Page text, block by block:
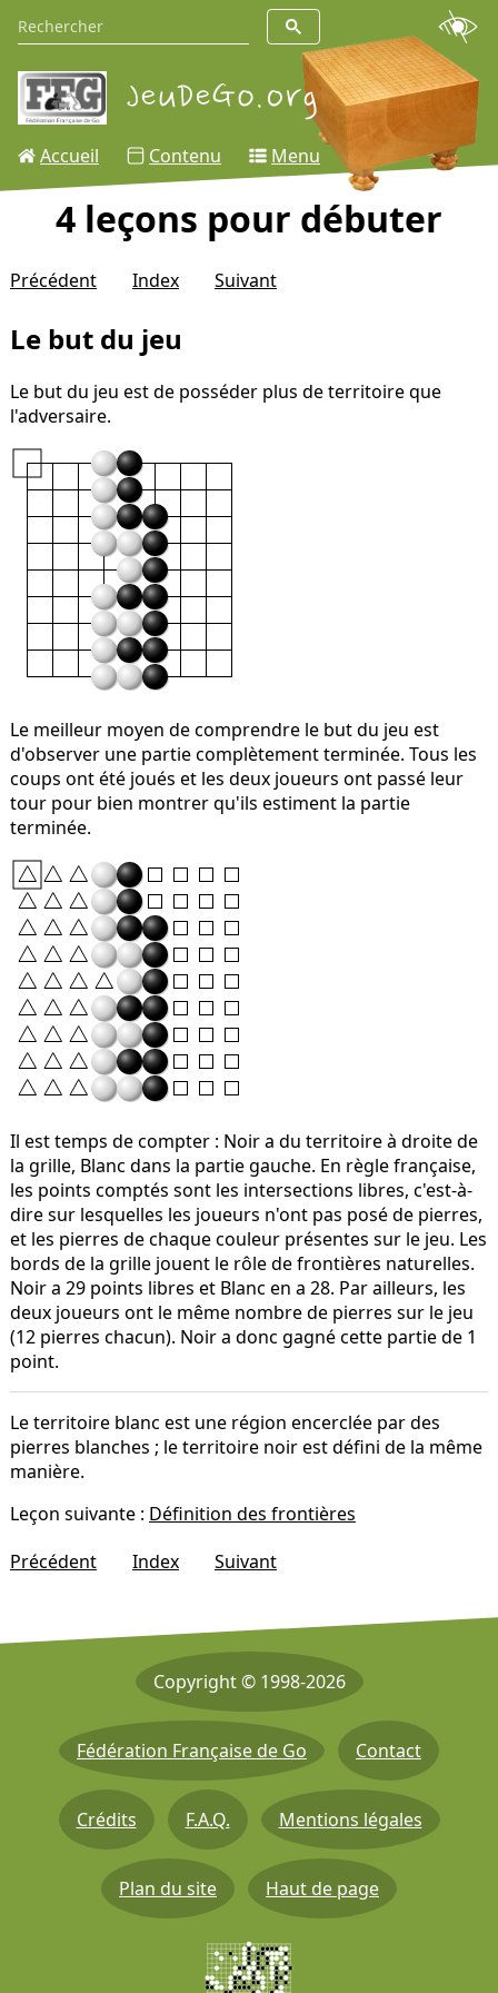
Accueil Contenu Menu
4 leçons pour débuter
Précédent Index Suivant
Le but du jeu
Le but du jeu est de posséder plus de territoire que
l'adversaire.
Le meilleur moyen de comprendre le but du jeu est
d'observer une partie complètement terminée. Tous les
coups ont été joués et les deux joueurs ont passé leur
tour pour bien montrer qu'ils estiment la partie
terminée.
Il est temps de compter : Noir a du territoire à droite de
la grille, Blanc dans la partie gauche. En règle française,
les points comptés sont les intersections libres, c'est-à-
dire sur lesquelles les joueurs n'ont pas posé de pierres,
et les pierres de chaque couleur présentes sur le jeu. Les
bords de la grille jouent le rôle de frontières naturelles.
Noir a 29 points libres et Blanc en a 28. Par ailleurs, les
deux joueurs ont le même nombre de pierres sur le jeu
(12 pierres chacun). Noir a donc gagné cette partie de 1
point.
Le territoire blanc est une région encerclée par des
pierres blanches ; le territoire noir est défini de la même
manière.
Leçon suivante : Définition des frontières
Précédent
Index Suivant
Copyright © 1998-2026
Fédération Française de Go Contact
Crédits F.A.Q. Mentions légales
Plan du site Haut de page